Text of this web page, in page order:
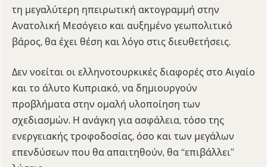
τη μεγαλύτερη ηπειρωτική ακτογραμμή στην
Ανατολική Μεσόγειο και αυξημένο γεωπολιτικό
βάρος, θα έχει θέση και λόγο στις διευθετήσεις.
Δεν νοείται οι ελληνοτουρκικές διαφορές στο Αιγαίο
και το άλυτο Κυπριακό, να δημιουργούν
προβλήματα στην ομαλή υλοποίηση των
σχεδιασμών. Η ανάγκη για ασφάλεια, τόσο της
ενεργειακής τροφοδοσίας, όσο και των μεγάλων
επενδύσεων που θα απαιτηθούν, θα “επιβάλλει”